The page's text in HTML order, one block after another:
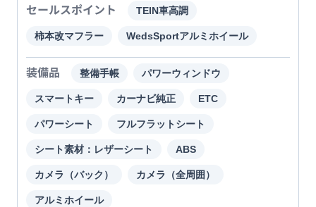
セールスポイント TEIN車高調
柿本改マフラー WedsSportアルミホイール
装備品 整備手帳 パワーウィンドウ
スマートキー カーナビ純正 ETC
パワーシート フルフラットシート
シート素材：レザーシート ABS
カメラ（バック） カメラ（全周囲）
アルミホイール